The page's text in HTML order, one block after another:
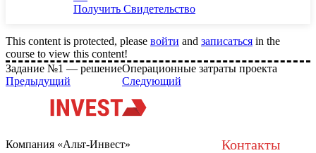
Получить Свидетельство
This content is protected, please войти and записаться in the
course to view this content!
Задание №1 — решение
Предыдущий
Операционные затраты проекта
Следующий
Компания «Альт-Инвест»
Контакты